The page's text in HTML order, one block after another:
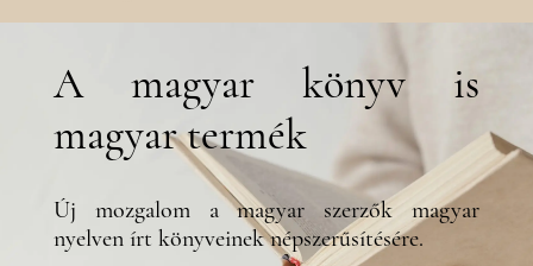
A magyar könyv is
magyar termék
Új mozgalom a magyar szerzők magyar
nyelven írt könyveinek népszerűsítésére.